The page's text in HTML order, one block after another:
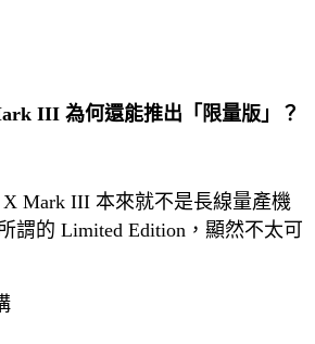
III 為何還能推出「限量版」？
Mark III 本來就不是長線量產機
謂的 Limited Edition，顯然不太可